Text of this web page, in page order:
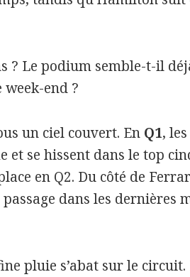
? Le podium semble-t-il
end ?
un ciel couvert. En Q1,
se hissent dans le top
en Q2. Du côté de
dans les dernières
pluie s’abat sur le circuit.